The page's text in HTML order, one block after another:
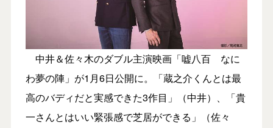
中井＆佐々木のダブル主演映画「嘘八百 なに
わ夢の陣」が1月6日公開に。「蔵之介くんとは最
高のバディだと実感できた3作目」（中井）、「貴
一さんとはいい緊張感で芝居ができる」（佐々